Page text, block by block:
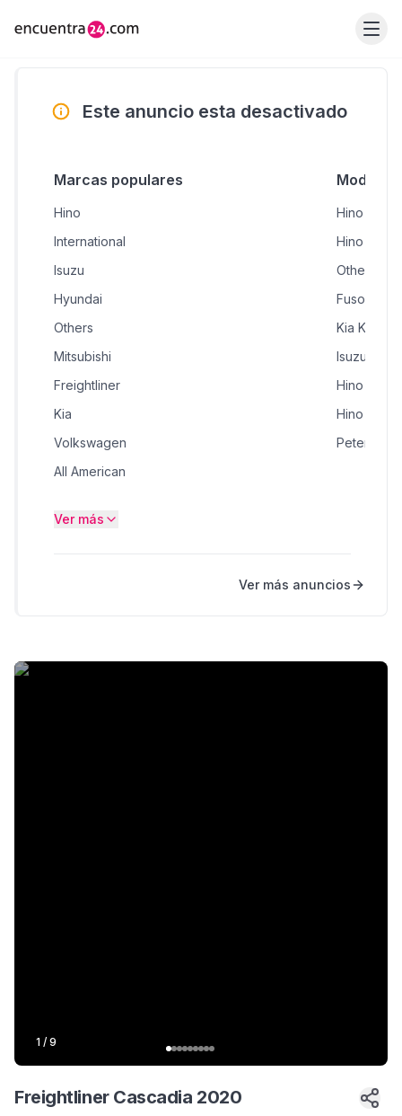
Este anuncio esta desactivado
Marcas populares
Hino
International
Isuzu
Hyundai
Others
Mitsubishi
Freightliner
Kia
Volkswagen
All American
Foton
Modelos
Hino 300
Hino Dutro
Others C12
Fuso
Kia K2700
Isuzu NKR
Hino 500
Hino 500
Peterbilt
Ver más
Ver más anuncios
1 / 9
Freightliner Cascadia 2020